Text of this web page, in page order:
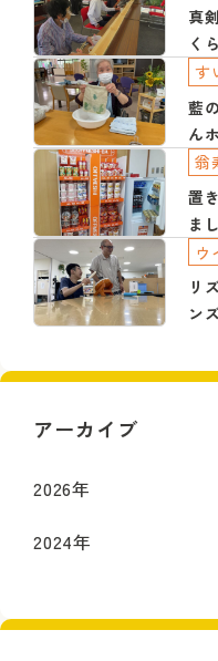
真
く
藍
ん
す
置
ま
翁
リ
ン
ウ
アーカイブ
2026年
2024年